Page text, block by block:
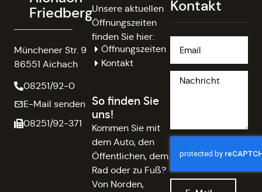
Friedberg
Münchener Str. 9
86551 Aichach
08251/92-0
E-Mail senden
08251/92-371
Unsere aktuellen
Öffnungszeiten
finden Sie hier:
Öffnungszeiten
Kontakt
So finden Sie
uns!
Kommen Sie mit
dem Auto, den
Öffentlichen, dem
Rad oder zu Fuß?
Von Norden,
Kontakt